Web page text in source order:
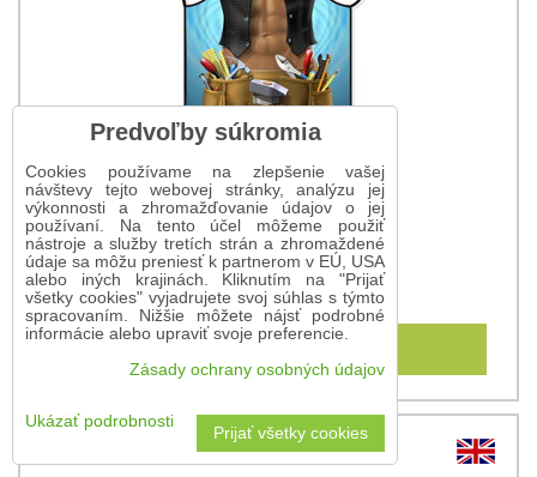
Zástera Montér
9,75 €
Do košíka
Predvoľby súkromia
Cookies používame na zlepšenie vašej
návštevy tejto webovej stránky, analýzu jej
výkonnosti a zhromažďovanie údajov o jej
používaní. Na tento účel môžeme použiť
nástroje a služby tretích strán a zhromaždené
údaje sa môžu preniesť k partnerom v EÚ, USA
alebo iných krajinách. Kliknutím na "Prijať
všetky cookies" vyjadrujete svoj súhlas s týmto
spracovaním. Nižšie môžete nájsť podrobné
informácie alebo upraviť svoje preferencie.
Zásady ochrany osobných údajov
Ukázať podrobnosti
Prijať všetky cookies